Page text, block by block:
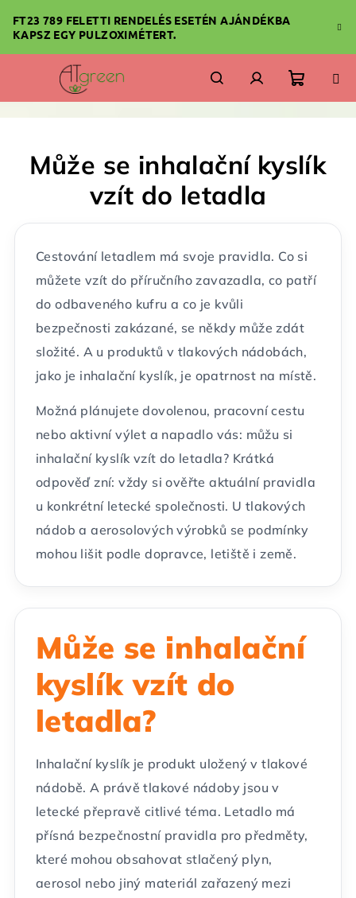
tartalomhoz
FT23 789 FELETTI RENDELÉS ESETÉN AJÁNDÉKBA
KAPSZ EGY PULZOXIMÉTERT.
KeresésBejelentkezés
Kosár
Může se inhalační kyslík
vzít do letadla
Cestování letadlem má svoje pravidla. Co si
můžete vzít do příručního zavazadla, co patří
do odbaveného kufru a co je kvůli
bezpečnosti zakázané, se někdy může zdát
složité. A u produktů v tlakových nádobách,
jako je inhalační kyslík, je opatrnost na místě.
Možná plánujete dovolenou, pracovní cestu
nebo aktivní výlet a napadlo vás: můžu si
inhalační kyslík vzít do letadla? Krátká
odpověď zní: vždy si ověřte aktuální pravidla
u konkrétní letecké společnosti. U tlakových
nádob a aerosolových výrobků se podmínky
mohou lišit podle dopravce, letiště i země.
Může se inhalační
kyslík vzít do
letadla?
Inhalační kyslík je produkt uložený v tlakové
nádobě. A právě tlakové nádoby jsou v
letecké přepravě citlivé téma. Letadlo má
přísná bezpečnostní pravidla pro předměty,
které mohou obsahovat stlačený plyn,
aerosol nebo jiný materiál zařazený mezi